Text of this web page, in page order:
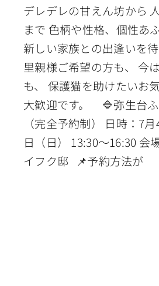
デレデレの甘えん坊から
まで 色柄や性格、個性あ
新しい家族との出逢いを
里親様ご希望の方も、 今
も、 保護猫を助けたいお
大歓迎です。 🔷弥生台
（完全予約制） 日時：7
日（日） 13:30〜16:30 会
イフク邸 📌予約方法が